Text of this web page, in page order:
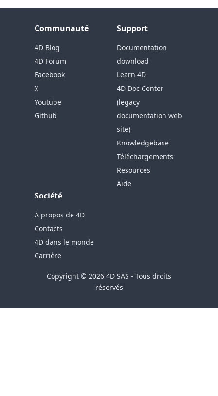
Communauté
4D Blog
4D Forum
Facebook
X
Youtube
Github
Support
Documentation
download
Learn 4D
4D Doc Center
(legacy
documentation web
site)
Knowledgebase
Téléchargements
Resources
Aide
Société
A propos de 4D
Contacts
4D dans le monde
Carrière
Copyright © 2026 4D SAS - Tous droits
réservés